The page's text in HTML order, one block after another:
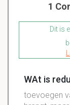
1
Dit is
WAt is
toevoegen